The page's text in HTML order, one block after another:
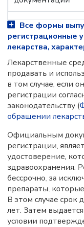
Все формы
регистрационные
лекарства,
Лекарственные
продавать и
в том случае, если
регистрации
законодательству (
обращении
Официальным
регистрации,
удостоверение,
здравоохранения.
бессрочно, за
препараты,
В этом случае срок
лет. Затем
условии